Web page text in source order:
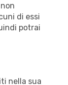
di essi
potrai
nella sua